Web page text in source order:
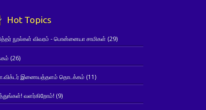
Hot Topics
நூல்கள் விவரம் - பொன்னையா சாமிகள் (29)
(26)
இணையத்தளம் தொடக்கம் (11)
வளர்கிறோம்! (9)